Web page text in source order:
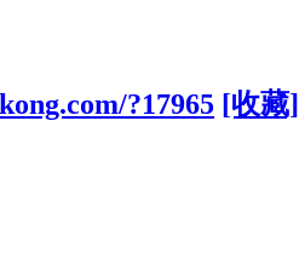
?17965 [收藏]